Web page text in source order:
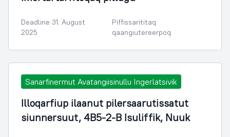
Deadline 31. August
2025
Piffissarititaq
qaangiutereerpoq
Sanarfinermut Avatangiisinullu Ingerlatsivik
Illoqarfiup ilaanut pilersaarutissatut
siunnersuut, 4B5-2-B Isuliffik, Nuuk